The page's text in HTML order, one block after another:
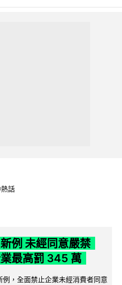
話
例 未經同意嚴禁
最高罰 345 萬
，全面禁止企業未經消費者同意